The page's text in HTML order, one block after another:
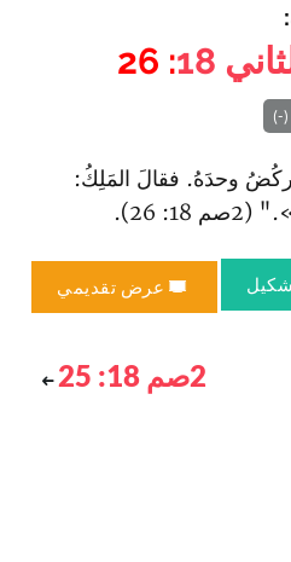
18
: 26
)
وحدَهُ. فقالَ المَلِكُ:
26).
عرض تقديمي
2صم 18: 25